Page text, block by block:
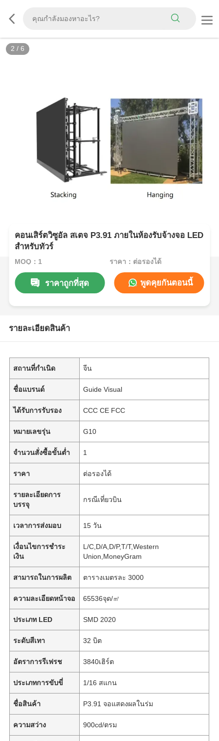
2 / 6
คอนเสิร์ตวิซูอัล สเตจ P3.91 ภายในห้องรับจ้างจอ LED
สําหรับทัวร์
MOQ：1 ราคา：ต่อรองได้
ราคาถูกที่สุด พูดคุยกันตอนนี้
รายละเอียดสินค้า
สถานที่กำเนิด จีน
ชื่อแบรนด์ Guide Visual
ได้รับการรับรอง CCC CE FCC
หมายเลขรุ่น G10
จำนวนสั่งซื้อขั้นต่ำ 1
ราคา ต่อรองได้
รายละเอียดการ
บรรจุ
กรณีเที่ยวบิน
เวลาการส่งมอบ 15 วัน
เงื่อนไขการชำระ
เงิน
L/C,D/A,D/P,T/T,Western
Union,MoneyGram
สามารถในการผลิต ตารางเมตรละ 3000
ความละเอียดหน้าจอ 65536จุด/㎡
ประเภท LED SMD 2020
ระดับสีเทา 32 บิต
อัตราการรีเฟรช 3840เฮิร์ต
ประเภทการขับขี่ 1/16 สแกน
ชื่อสินค้า P3.91 จอแสดงผลในร่ม
ความสว่าง 900cd/ตรม